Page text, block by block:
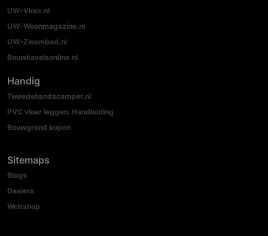
UW-Vloer.nl
UW-Woonmagazine.nl
UW-Zwembad.nl
Bouwkavelsonline.nl
Handig
Tweedehandscamper.nl
PVC vloer leggen: Handleiding
Bouwgrond kopen
Sitemaps
Blogs
Dealers
Webshop